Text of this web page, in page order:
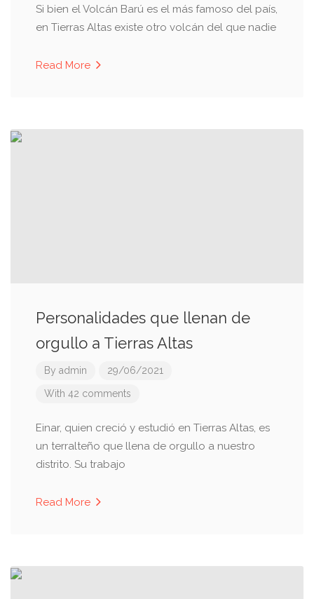
Si bien el Volcán Barú es el más famoso del país,
en Tierras Altas existe otro volcán del que nadie
Read More
Personalidades que llenan de
orgullo a Tierras Altas
By admin 29/06/2021
With 42 comments
Einar, quien creció y estudió en Tierras Altas, es
un terralteño que llena de orgullo a nuestro
distrito. Su trabajo
Read More